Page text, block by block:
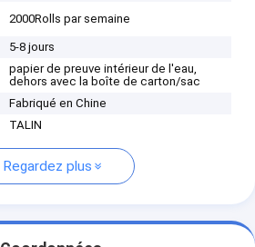
2000Rolls par semaine
5-8 jours
papier de preuve intérieur de l'eau,
dehors avec la boîte de carton/sac
Fabriqué en Chine
TALIN
Regardez plus